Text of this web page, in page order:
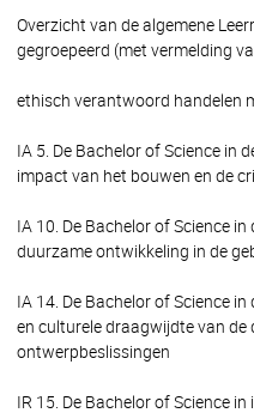
Overzicht van de algemene
gegroepeerd (met vermelding
ethisch verantwoord handelen
IA 5. De Bachelor of Science in
impact van het bouwen en de
IA 10. De Bachelor of Science
duurzame ontwikkeling in de
IA 14. De Bachelor of Science
en culturele draagwijdte van
ontwerpbeslissingen
IR 15. De Bachelor of Science